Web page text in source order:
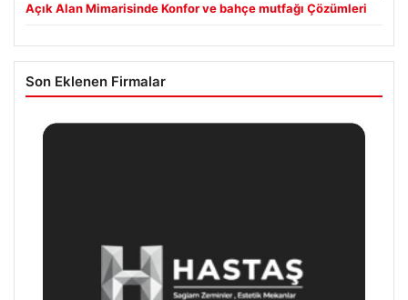
Açık Alan Mimarisinde Konfor ve bahçe mutfağı Çözümleri
Son Eklenen Firmalar